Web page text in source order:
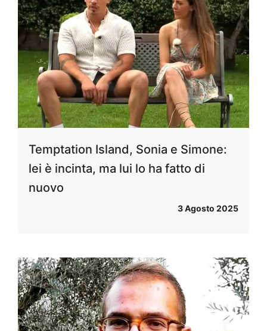
Temptation Island, Sonia e Simone:
lei è incinta, ma lui lo ha fatto di
nuovo
3 Agosto 2025